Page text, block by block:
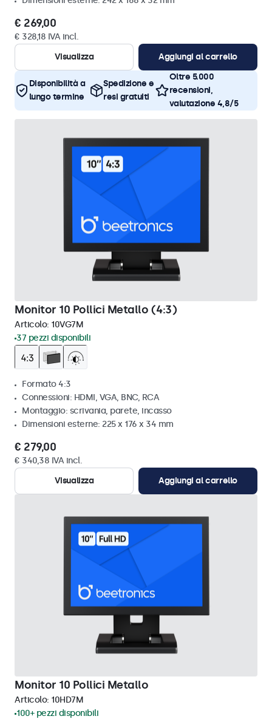
€ 269,00
€ 328,18 IVA incl.
Visualizza
Aggiungi al carrello
Disponibilità a
lungo termine
Spedizione e
resi gratuiti
Oltre 5.000
recensioni,
valutazione 4,8/5
Monitor 10 Pollici Metallo (4:3)
Articolo: 10VG7M
37 pezzi disponibili
Formato 4:3
Connessioni: HDMI, VGA, BNC, RCA
Montaggio: scrivania, parete, incasso
Dimensioni esterne: 225 x 176 x 34 mm
€ 279,00
€ 340,38 IVA incl.
Visualizza
Aggiungi al carrello
Monitor 10 Pollici Metallo
Articolo: 10HD7M
100+ pezzi disponibili